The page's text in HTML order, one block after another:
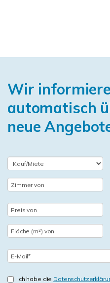
Wir
automatisch
neue
Ich habe die